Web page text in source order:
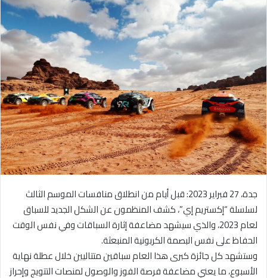
س
ل
ب
ر
ي
د
ا
إ
ل
ك
ت
ر
و
ن
ي
ا
جدة، 27 فبراير 2023: قبل أيام من انطلاق منافسات الموسم الثالث
لسلسلة “إكستريم إي”، كشف المنظمون عن الشكل الجديد للسباق
لعام 2023، والذي سيشهد مضاعفة إثارة السباقات وفي نفس الوقت
الحفاظ على نفس البصمة الكربونية المنبعثة.
وستشهد كل جائزة كبرى هذا العام سباقين متتاليين خلال عطلة نهاية
الأسبوع، ما يعني مضاعفة فرصة الفوز والوصول لمنصات التتويج وإحراز